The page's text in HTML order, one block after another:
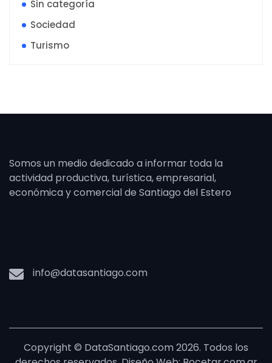
Sin categoría
Sociedad
Turismo
Somos un medio dedicado a informar toda la
actividad productiva, turística, empresarial,
económica y comercial de Santiago del Estero
info@datasantiago.com
Copyright © DataSantiago.com 2026. Todos los